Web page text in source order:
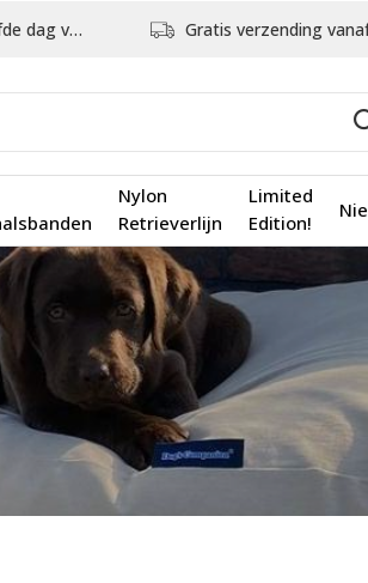
Nylon
Retrieverlijn
Limited
Edition!
verstuurd Gratis verzending vanaf